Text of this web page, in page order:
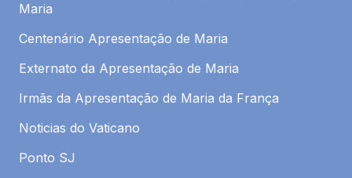
k
a
Maria
Centenário Apresentação de Maria
Externato da Apresentação de Maria
Irmãs da Apresentação de Maria da França
Noticias do Vaticano
Ponto SJ